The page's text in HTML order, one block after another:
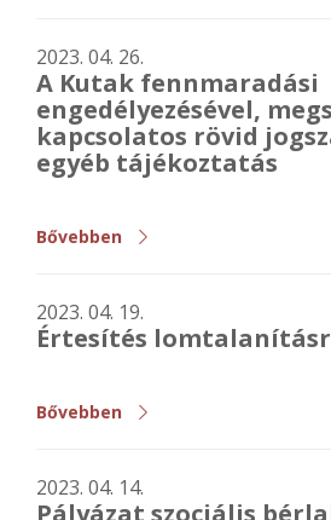
2023. 04. 26.
A Kutak fennmaradási
engedélyezésével,
kapcsolatos rövid
egyéb tájékoztatás
Bővebben
2023. 04. 19.
Értesítés
Bővebben
2023. 04. 14.
Pályázat szociális